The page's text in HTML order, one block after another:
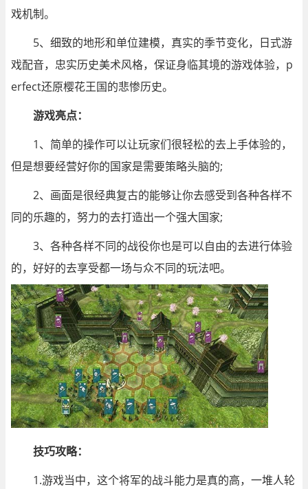
戏机制。
5、细致的地形和单位建模，真实的季节变化，日式游
戏配音，忠实历史美术风格，保证身临其境的游戏体验，p
erfect还原樱花王国的悲惨历史。
游戏亮点：
1、简单的操作可以让玩家们很轻松的去上手体验的，
但是想要经营好你的国家是需要策略头脑的;
2、画面是很经典复古的能够让你去感受到各种各样不
同的乐趣的，努力的去打造出一个强大国家;
3、各种各样不同的战役你也是可以自由的去进行体验
的，好好的去享受都一场与众不同的玩法吧。
技巧攻略：
1.游戏当中，这个将军的战斗能力是真的高，一堆人轮